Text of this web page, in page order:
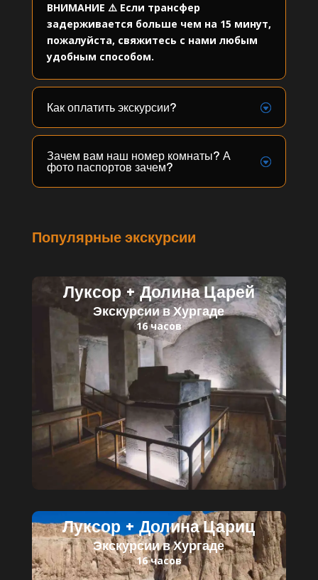
ВНИМАНИЕ ⚠️ Если трансфер
задерживается больше чем на 15 минут,
пожалуйста, свяжитесь с нами любым
удобным способом.
Как оплатить экскурсии?
Зачем вам наш номер комнаты? А
фото паспортов зачем?
Популярные экскурсии
Луксор + Долина Царей
Экскурсии в Хургаде
16 часов
Взрослый билет: 60 $
Детский билет: 35 $
Читать далее
Луксор + Долина Цариц
Экскурсии в Хургаде
16 часов